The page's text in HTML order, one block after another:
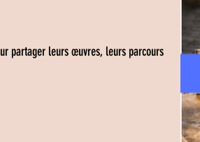
partager leurs œuvres, leurs parcours